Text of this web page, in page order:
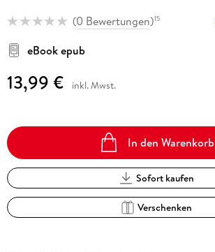
(0 Bewertungen)15
eBook epub
13,99 € inkl. Mwst.
In den Warenkorb
Sofort kaufen
Verschenken